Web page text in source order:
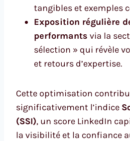
tangibles et exemples
Exposition régulière
performants via la
sélection » qui révèle
et retours d’expertise.
Cette optimisation
significativement l’indice
(SSI), un score LinkedIn
la visibilité et la confiance